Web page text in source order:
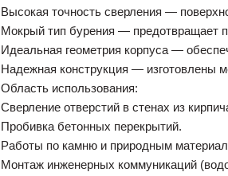
Высокая точность сверления —
Мокрый тип бурения — предотвращает
Идеальная геометрия корпуса —
Надежная конструкция — изготовлены
Область использования:
Сверление отверстий в стенах из
Пробивка бетонных перекрытий.
Работы по камню и природным
Монтаж инженерных коммуникаций